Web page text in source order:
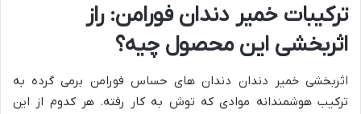
ترکیبات خمیر دندان فورامن: راز
اثربخشی این محصول چیه؟
اثربخشی خمیر دندان دندان های حساس فورامن برمی گرده به
ترکیب هوشمندانه موادی که توش به کار رفته. هر کدوم از این